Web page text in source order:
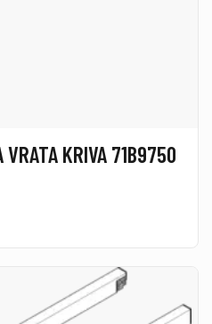
VRATA KRIVA 71B9750